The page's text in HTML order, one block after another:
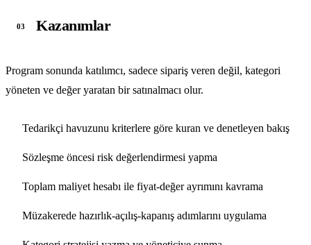
03 Kazanımlar
Program sonunda katılımcı, sadece sipariş veren değil, kategori
yöneten ve değer yaratan bir satınalmacı olur.
Tedarikçi havuzunu kriterlere göre kuran ve denetleyen bakış
Sözleşme öncesi risk değerlendirmesi yapma
Toplam maliyet hesabı ile fiyat-değer ayrımını kavrama
Müzakerede hazırlık-açılış-kapanış adımlarını uygulama